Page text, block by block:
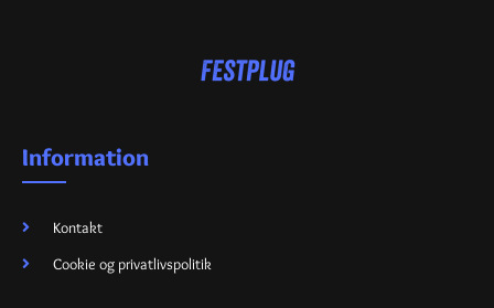
Information
Kontakt
Cookie og privatlivspolitik